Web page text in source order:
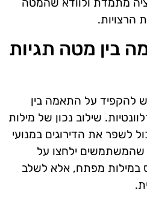
מתמדת ולוודא שהמטה
הרצויות.
בין מטה תגיות
להקפיד על התאמה בין
שילוב נכון של מילות
לשפר את הדירוגים במנועי
שהמשתמשים ילחצו על
במילות מפתח, אלא לשלב